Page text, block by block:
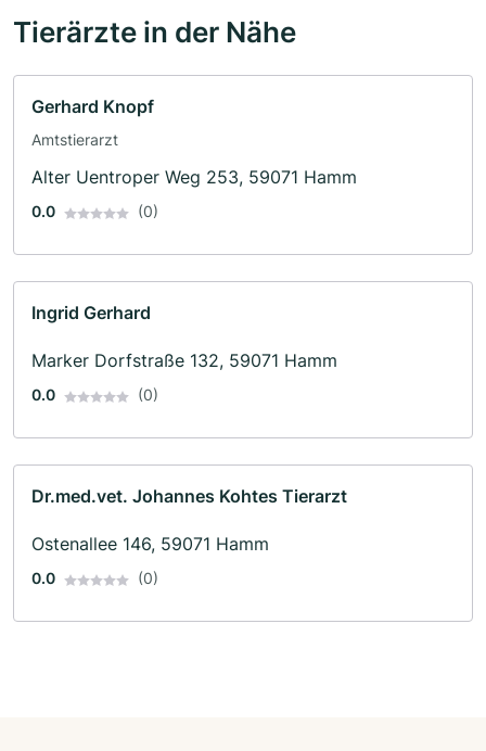
Tierärzte in der Nähe
Gerhard Knopf
Amtstierarzt
Alter Uentroper Weg 253, 59071 Hamm
0.0 (0)
Ingrid Gerhard
Marker Dorfstraße 132, 59071 Hamm
0.0 (0)
Dr.med.vet. Johannes Kohtes Tierarzt
Ostenallee 146, 59071 Hamm
0.0 (0)